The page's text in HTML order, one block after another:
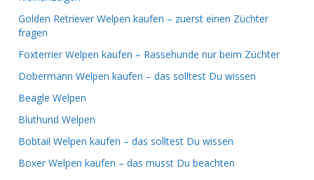
Golden Retriever Welpen kaufen – zuerst einen Züchter
fragen
Foxterrier Welpen kaufen – Rassehunde nur beim Züchter
Dobermann Welpen kaufen – das solltest Du wissen
Beagle Welpen
Bluthund Welpen
Bobtail Welpen kaufen – das solltest Du wissen
Boxer Welpen kaufen – das musst Du beachten